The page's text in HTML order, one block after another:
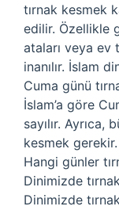
tırnak kesmek
edilir. Özellikle
ataları veya ev
inanılır. İslam
Cuma günü
İslam’a göre
sayılır. Ayrıca,
kesmek
Hangi günler
Dinimizde
Dinimizde